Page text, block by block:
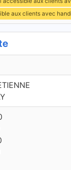
aux clients avec